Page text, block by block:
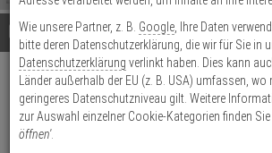
Bitte
geben
Sie
mindestens
Zeichen
ein,
um
Es
wurde
noch
Kategorien
Suche
gestartet
Details Beratung
Hanwha SHD-1408FW
Deckeneinbaugehäuse
Wie unsere Partner, z. B. Google , Ihre Daten
bitte deren Datenschutzerklärung, die wir für Sie in
Datenschutzerklärung verlinkt haben. Dies kann
Länder außerhalb der EU (z. B. USA) umfassen,
geringeres Datenschutzniveau gilt. Weitere
zur Auswahl einzelner Cookie-Kategorien finden
öffnen'.